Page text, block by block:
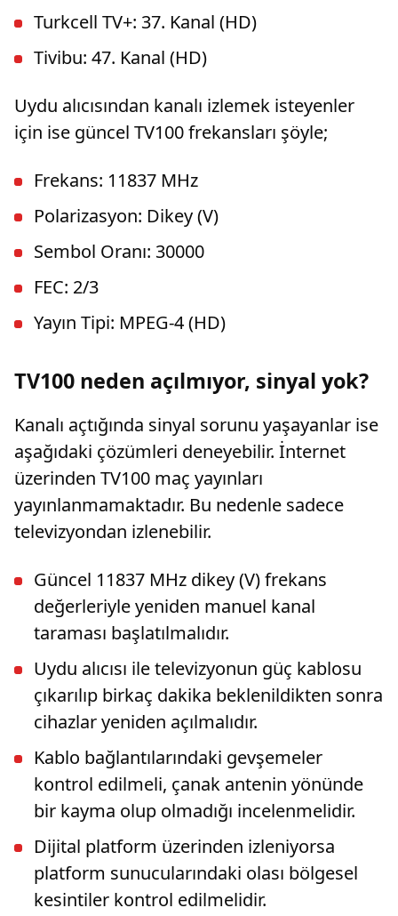
Turkcell TV+: 37. Kanal (HD)
Tivibu: 47. Kanal (HD)
Uydu alıcısından kanalı izlemek isteyenler
için ise güncel TV100 frekansları şöyle;
Frekans: 11837 MHz
Polarizasyon: Dikey (V)
Sembol Oranı: 30000
FEC: 2/3
Yayın Tipi: MPEG-4 (HD)
TV100 neden açılmıyor, sinyal yok?
Kanalı açtığında sinyal sorunu yaşayanlar ise
aşağıdaki çözümleri deneyebilir. İnternet
üzerinden TV100 maç yayınları
yayınlanmamaktadır. Bu nedenle sadece
televizyondan izlenebilir.
Güncel 11837 MHz dikey (V) frekans
değerleriyle yeniden manuel kanal
taraması başlatılmalıdır.
Uydu alıcısı ile televizyonun güç kablosu
çıkarılıp birkaç dakika beklenildikten sonra
cihazlar yeniden açılmalıdır.
Kablo bağlantılarındaki gevşemeler
kontrol edilmeli, çanak antenin yönünde
bir kayma olup olmadığı incelenmelidir.
Dijital platform üzerinden izleniyorsa
platform sunucularındaki olası bölgesel
kesintiler kontrol edilmelidir.